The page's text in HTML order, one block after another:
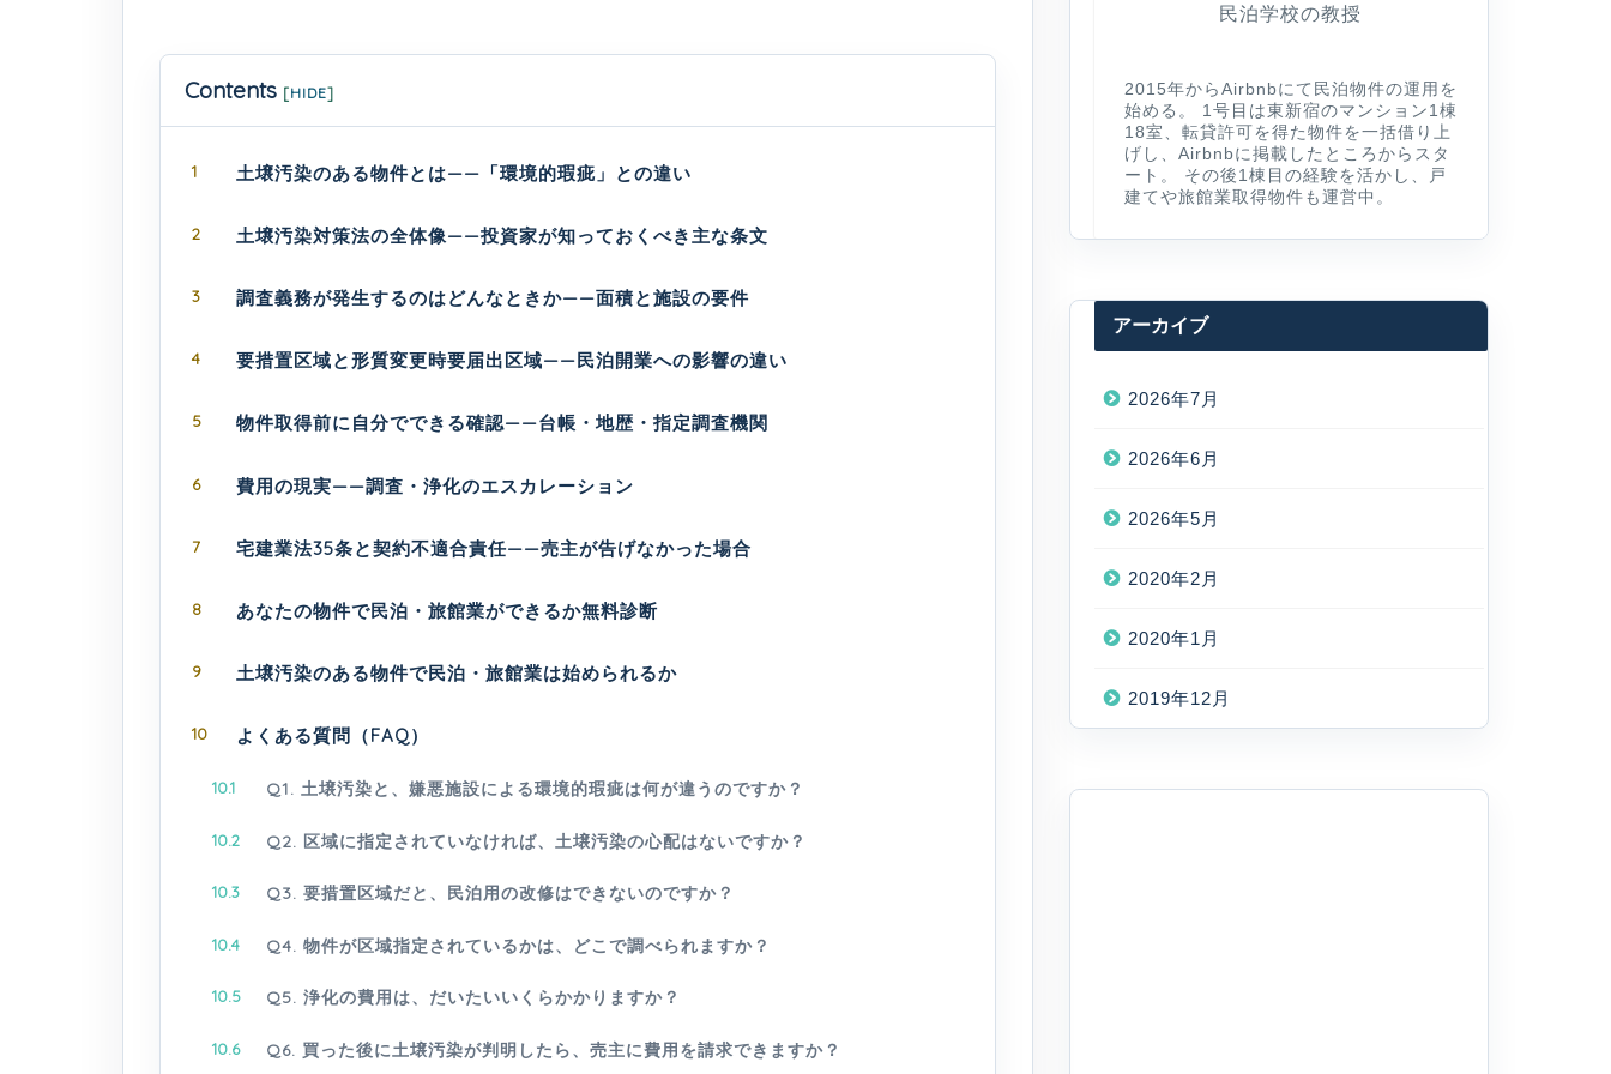
Contents [HIDE]
1 土壌汚染のある物件とは——「環境的瑕疵」との違い
2 土壌汚染対策法の全体像——投資家が知っておくべき主な条文
3 調査義務が発生するのはどんなときか——面積と施設の要件
4 要措置区域と形質変更時要届出区域——民泊開業への影響の違い
5 物件取得前に自分でできる確認——台帳・地歴・指定調査機関
6 費用の現実——調査・浄化のエスカレーション
7 宅建業法35条と契約不適合責任——売主が告げなかった場合
8 あなたの物件で民泊・旅館業ができるか無料診断
9 土壌汚染のある物件で民泊・旅館業は始められるか
10 よくある質問（FAQ）
10.1 Q1. 土壌汚染と、嫌悪施設による環境的瑕疵は何が違うのですか？
10.2 Q2. 区域に指定されていなければ、土壌汚染の心配はないですか？
10.3 Q3. 要措置区域だと、民泊用の改修はできないのですか？
10.4 Q4. 物件が区域指定されているかは、どこで調べられますか？
10.5 Q5. 浄化の費用は、だいたいいくらかかりますか？
10.6 Q6. 買った後に土壌汚染が判明したら、売主に費用を請求できますか？
民泊学校の教授
2015年からAirbnbにて民泊物件の運用を
始める。 1号目は東新宿のマンション1棟
18室、転貸許可を得た物件を一括借り上
げし、Airbnbに掲載したところからスタ
ート。 その後1棟目の経験を活かし、戸
建てや旅館業取得物件も運営中。
アーカイブ
2026年7月
2026年6月
2026年5月
2020年2月
2020年1月
2019年12月